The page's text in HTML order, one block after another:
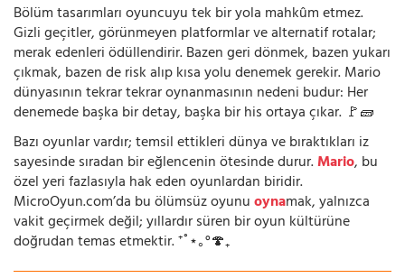
Bölüm tasarımları oyuncuyu tek bir yola mahkûm etmez.
Gizli geçitler, görünmeyen platformlar ve alternatif rotalar;
merak edenleri ödüllendirir. Bazen geri dönmek, bazen yukarı
çıkmak, bazen de risk alıp kısa yolu denemek gerekir. Mario
dünyasının tekrar tekrar oynanmasının nedeni budur: Her
denemede başka bir detay, başka bir his ortaya çıkar. 🚩🧱
Bazı oyunlar vardır; temsil ettikleri dünya ve bıraktıkları iz
sayesinde sıradan bir eğlencenin ötesinde durur.Mario, bu
özel yeri fazlasıyla hak eden oyunlardan biridir.
MicroOyun.com’da bu ölümsüz oyunuoynamak, yalnızca
vakit geçirmek değil; yıllardır süren bir oyun kültürüne
doğrudan temas etmektir. ⁺˚⋆｡°🍄₊